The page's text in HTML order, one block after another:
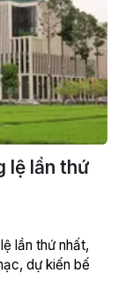
lệ lần thứ
lần thứ nhất,
dự kiến bế